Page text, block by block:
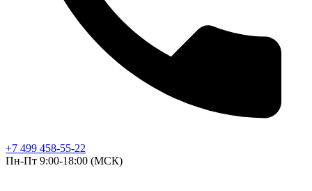
+7 499 458-55-22
Пн-Пт 9:00-18:00 (МСК)